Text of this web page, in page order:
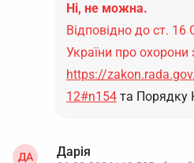
Ні, не можна.
Відповідно до ст.
України про охорони
https://
12#n154 та
ДА Дарія